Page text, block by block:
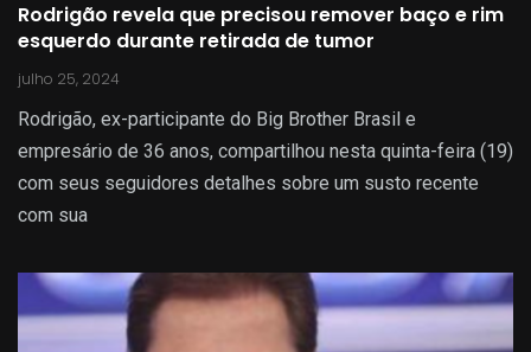
Rodrigão revela que precisou remover baço e rim
esquerdo durante retirada de tumor
julho 25, 2024
Rodrigão, ex-participante do Big Brother Brasil e
empresário de 36 anos, compartilhou nesta quinta-feira (19)
com seus seguidores detalhes sobre um susto recente
com sua